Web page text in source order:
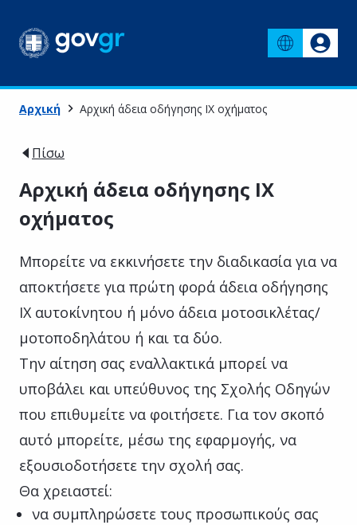
Αρχική Αρχική άδεια οδήγησης ΙΧ οχήματος
Πίσω
Αρχική άδεια οδήγησης ΙΧ
οχήματος
Μπορείτε να εκκινήσετε την διαδικασία για να
αποκτήσετε για πρώτη φορά άδεια οδήγησης
ΙΧ αυτοκίνητου ή μόνο άδεια μοτοσικλέτας/
μοτοποδηλάτου ή και τα δύο.
Την αίτηση σας εναλλακτικά μπορεί να
υποβάλει και υπεύθυνος της Σχολής Οδηγών
που επιθυμείτε να φοιτήσετε. Για τον σκοπό
αυτό μπορείτε, μέσω της εφαρμογής, να
εξουσιοδοτήσετε την σχολή σας.
Θα χρειαστεί:
να συμπληρώσετε τους προσωπικούς σας